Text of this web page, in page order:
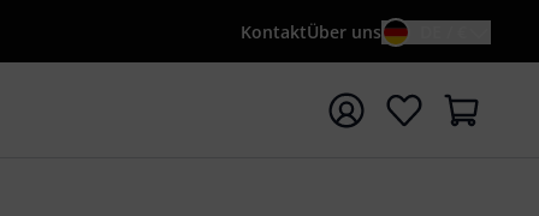
KontaktÜber uns
mit Suchwort {searchTerm} starten